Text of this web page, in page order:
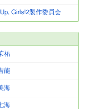
Girls!2製作委員会
祐
能
海
海